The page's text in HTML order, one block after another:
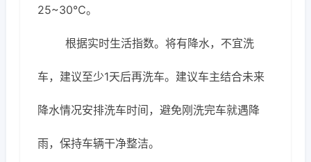
25~30℃。
根据实时生活指数。将有降水，不宜洗
车，建议至少1天后再洗车。建议车主结合未来
降水情况安排洗车时间，避免刚洗完车就遇降
雨，保持车辆干净整洁。